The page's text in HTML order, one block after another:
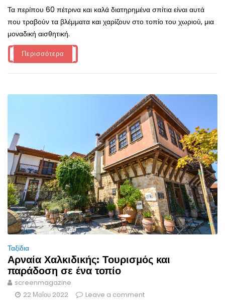
Τα περίπου 60 πέτρινα και καλά διατηρημένα σπίτια είναι αυτά
που τραβούν τα βλέμματα και χαρίζουν στο τοπίο του χωριού, μια
μοναδική αισθητική.
Περισσότερα
Ταξίδια
Αρναία Χαλκιδικής: Τουρισμός και
παράδοση σε ένα τοπίο
screenmagazine
22 Μαΐου 2022
Leave a comment